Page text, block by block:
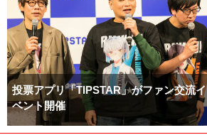
投票アプリ「TIPSTAR」がファン交流イ
ベント開催